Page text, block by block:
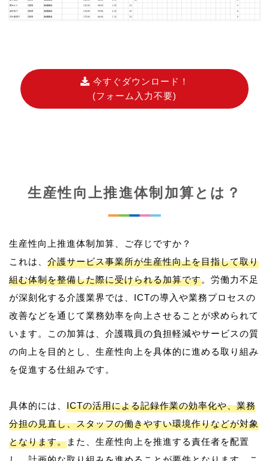
今すぐダウンロード！
(フォーム入力不要)
生産性向上推進体制加算とは？
生産性向上推進体制加算、ご存じですか？
これは、 介護サービス事業所が生産性向上を目指して取り
組む体制を整備した際に受けられる加算です。労働力不足
が深刻化する介護業界では、ICTの導入や業務プロセスの
改善などを通じて業務効率を向上させることが求められて
います。この加算は、介護職員の負担軽減やサービスの質
の向上を目的とし、生産性向上を具体的に進める取り組み
を促進する仕組みです。
具体的には、 ICTの活用による記録作業の効率化や、業務
分担の見直し、スタッフの働きやすい環境作りなどが対象
となります。また、生産性向上を推進する責任者を配置